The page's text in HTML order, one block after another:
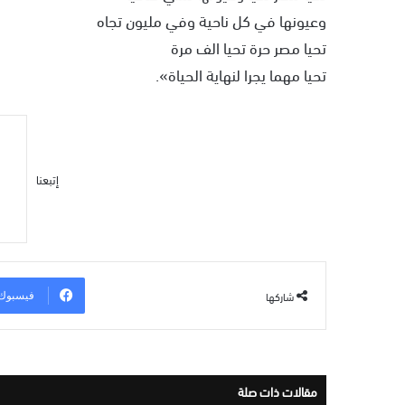
وعيونها في كل ناحية وفي مليون تجاه
تحيا مصر حرة تحيا الف مرة
تحيا مهما يجرا لنهاية الحياة».
إتبعنا
شاركها
مقالات ذات صلة